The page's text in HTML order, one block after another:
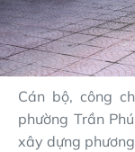
Cán bộ, công
phường Trần
xây dựng